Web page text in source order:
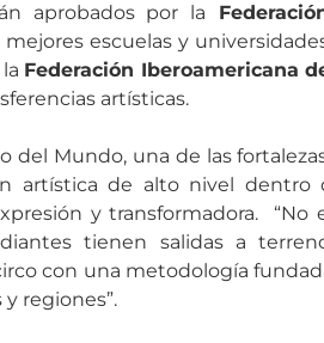
aprobados por la
escuelas y
Federación Iberoamericana
artísticas.
del Mundo, una de las
artística de alto nivel dentro
y transformadora. “No
tienen salidas a
con una metodología
regiones”.